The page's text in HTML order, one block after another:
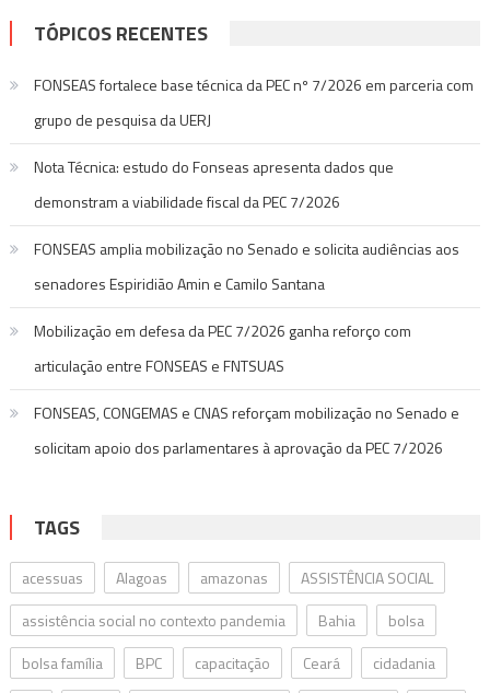
TÓPICOS RECENTES
FONSEAS fortalece base técnica da PEC nº 7/2026 em parceria com
grupo de pesquisa da UERJ
Nota Técnica: estudo do Fonseas apresenta dados que
demonstram a viabilidade fiscal da PEC 7/2026
FONSEAS amplia mobilização no Senado e solicita audiências aos
senadores Espiridião Amin e Camilo Santana
Mobilização em defesa da PEC 7/2026 ganha reforço com
articulação entre FONSEAS e FNTSUAS
FONSEAS, CONGEMAS e CNAS reforçam mobilização no Senado e
solicitam apoio dos parlamentares à aprovação da PEC 7/2026
TAGS
acessuas Alagoas amazonas
ASSISTÊNCIA SOCIAL
assistência social no contexto pandemia
Bahia
bolsa
bolsa família
BPC capacitação Ceará
cidadania